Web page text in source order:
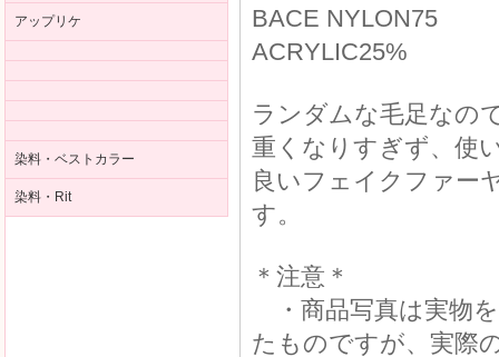
アップリケ
染料・ベストカラー
染料・Rit
BACE NYLON75
ACRYLIC25%
ランダムな毛足なの
重くなりすぎず、使
良いフェイクファー
す。
＊注意＊
・商品写真は実物
たものですが、実際